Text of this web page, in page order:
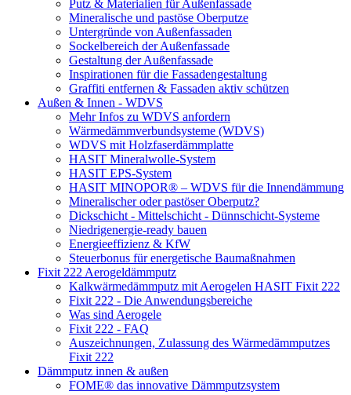
Putz & Materialien für Außenfassade
Mineralische und pastöse Oberputze
Untergründe von Außenfassaden
Sockelbereich der Außenfassade
Gestaltung der Außenfassade
Inspirationen für die Fassadengestaltung
Graffiti entfernen & Fassaden aktiv schützen
Außen & Innen - WDVS
Mehr Infos zu WDVS anfordern
Wärmedämmverbundsysteme (WDVS)
WDVS mit Holzfaserdämmplatte
HASIT Mineralwolle-System
HASIT EPS-System
HASIT MINOPOR® – WDVS für die Innendämmung
Mineralischer oder pastöser Oberputz?
Dickschicht - Mittelschicht - Dünnschicht-Systeme
Niedrigenergie-ready bauen
Energieeffizienz & KfW
Steuerbonus für energetische Baumaßnahmen
Fixit 222 Aerogeldämmputz
Kalkwärmedämmputz mit Aerogelen HASIT Fixit 222
Fixit 222 - Die Anwendungsbereiche
Was sind Aerogele
Fixit 222 - FAQ
Auszeichnungen, Zulassung des Wärmedämmputzes
Fixit 222
Dämmputz innen & außen
FOME® das innovative Dämmputzsystem